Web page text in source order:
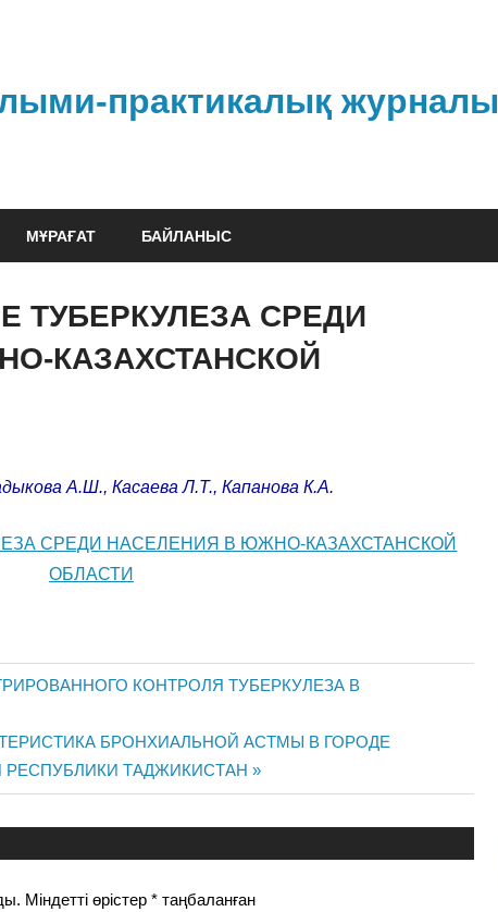
практикалық журналы
МҰРАҒАТ БАЙЛАНЫС
ТУБЕРКУЛЕЗА СРЕДИ
КАЗАХСТАНСКОЙ
А.Ш., Касаева Л.Т., Капанова К.А.
СРЕДИ НАСЕЛЕНИЯ В ЮЖНО-КАЗАХСТАНСКОЙ
ОБЛАСТИ
КОНТРОЛЯ ТУБЕРКУЛЕЗА В
БРОНХИАЛЬНОЙ АСТМЫ В ГОРОДЕ
ТАДЖИКИСТАН
Міндетті өрістер* таңбаланған